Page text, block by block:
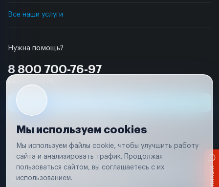
Нужна помощь?
8 800 700-76-97
Все наши услуги
Условия использования
Удаление аккаунта
Вся информация, представленная на сайте, носит исключительно
соответствии с положениями статьи 437 (п. 2) Гражданского кодекса
Мы используем cookies
Мы используем файлы cookie, чтобы улучшить работу
сайта и анализировать трафик. Продолжая
пользоваться сайтом, вы соглашаетесь с их
использованием.